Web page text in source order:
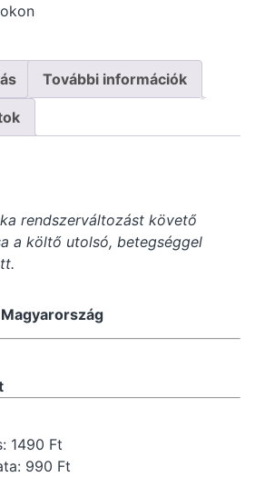
További információk
rendszerváltozást követő
a költő utolsó, betegséggel
Magyarország
1490 Ft
990 Ft